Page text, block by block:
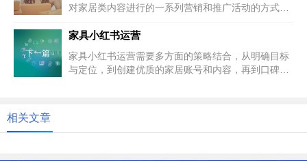
对家居类内容进行的一系列营销和推广活动的方式和
下一篇
家具小红书运营
家具小红书运营需要多方面的策略结合，从明确目标
与定位，到创建优质的家居账号和内容，再到口碑的
相关文章